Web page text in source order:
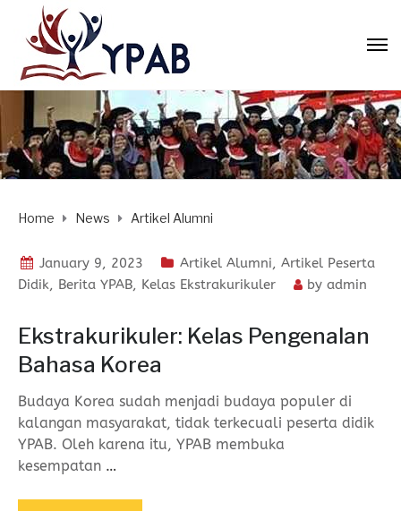
Home News Artikel Alumni
January 9, 2023 Artikel Alumni, Artikel Peserta
Didik, Berita YPAB, Kelas Ekstrakurikuler by admin
Ekstrakurikuler: Kelas Pengenalan
Bahasa Korea
Budaya Korea sudah menjadi budaya populer di
kalangan masyarakat, tidak terkecuali peserta didik
YPAB. Oleh karena itu, YPAB membuka
kesempatan …